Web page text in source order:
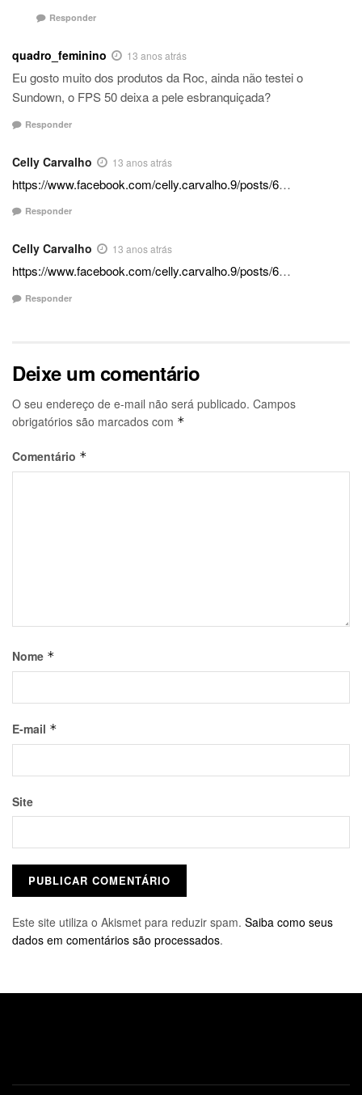
Responder
quadro_feminino 13 anos atrás
Eu gosto muito dos produtos da Roc, ainda não testei o
Sundown, o FPS 50 deixa a pele esbranquiçada?
Responder
Celly Carvalho 13 anos atrás
https://www.facebook.com/celly.carvalho.9/posts/6…
Responder
Celly Carvalho 13 anos atrás
https://www.facebook.com/celly.carvalho.9/posts/6…
Responder
Deixe um comentário
O seu endereço de e-mail não será publicado. Campos
obrigatórios são marcados com *
Comentário *
Nome *
E-mail *
Site
Este site utiliza o Akismet para reduzir spam. Saiba como seus
dados em comentários são processados.